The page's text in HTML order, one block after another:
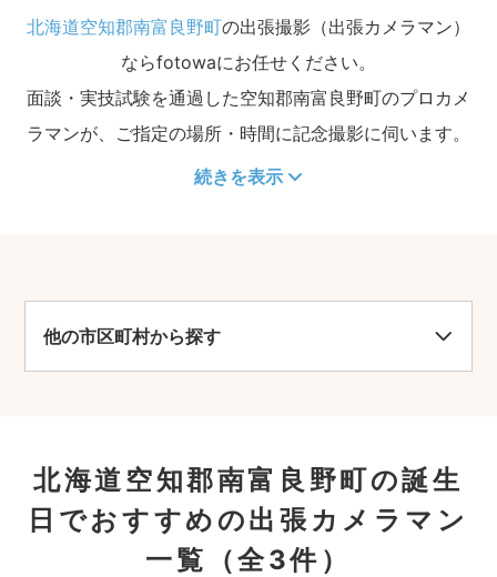
北海道空知郡南富良野町の出張撮影（出張カメラマン）
ならfotowaにお任せください。
面談・実技試験を通過した空知郡南富良野町のプロカメ
ラマンが、ご指定の場所・時間に記念撮影に伺います。
続きを表示
他の市区町村から探す
北海道空知郡南富良野町の誕生
日でおすすめの出張カメラマン
一覧
（全3件）